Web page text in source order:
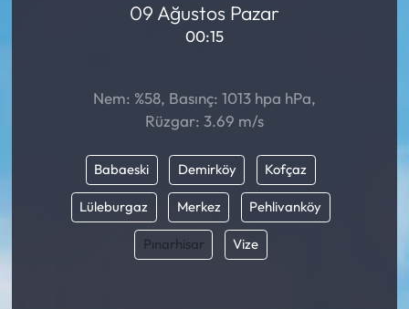
09 Ağustos Pazar
00:15
Nem: %58, Basınç: 1013 hpa hPa,
Rüzgar: 3.69 m/s
Babaeski Demirköy Kofçaz
Lüleburgaz Merkez Pehlivanköy
Pınarhisar Vize